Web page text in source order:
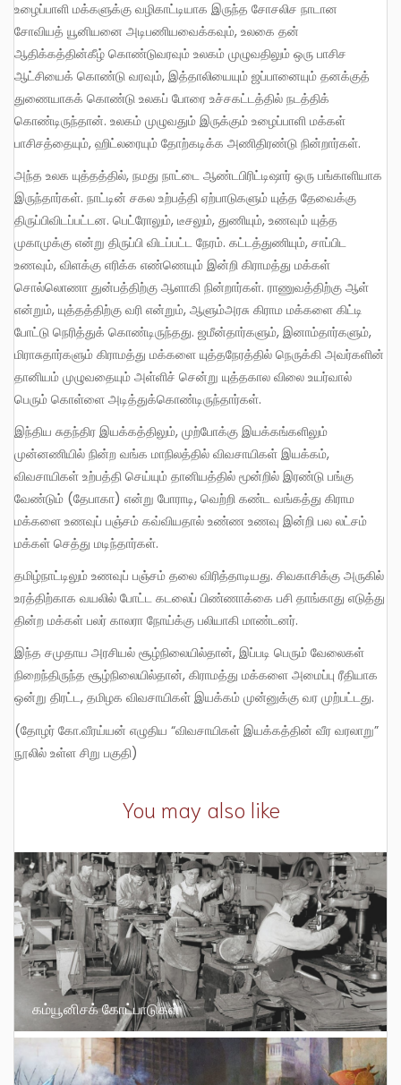
உழைப்பாளி மக்களுக்கு வழிகாட்டியாக இருந்த சோசலிச நாடான
சோவியத் யூனியனை அடிபணியவைக்கவும், உலகை தன்
ஆதிக்கத்தின்கீழ் கொண்டுவரவும் உலகம் முழுவதிலும் ஒரு பாசிச
ஆட்சியைக் கொண்டு வரவும், இத்தாலியையும் ஜப்பானையும் தனக்குத்
துணையாகக் கொண்டு உலகப் போரை உச்சகட்டத்தில் நடத்திக்
கொண்டிருந்தான். உலகம் முழுவதும் இருக்கும் உழைப்பாளி மக்கள்
பாசிசத்தையும், ஹிட்லரையும் தோற்கடிக்க அணிதிரண்டு நின்றார்கள்.
அந்த உலக யுத்தத்தில், நமது நாட்டை ஆண்டபிரிட்டிஷார் ஒரு பங்காளியாக
இருந்தார்கள். நாட்டின் சகல உற்பத்தி ஏற்பாடுகளும் யுத்த தேவைக்கு
திருப்பிவிடப்பட்டன. பெட்ரோலும், டீசலும், துணியும், உணவும் யுத்த
முகாமுக்கு என்று திருப்பி விடப்பட்ட நேரம். கட்டத்துணியும், சாப்பிட
உணவும், விளக்கு எரிக்க எண்ணெயும் இன்றி கிராமத்து மக்கள்
சொல்லொணா துன்பத்திற்கு ஆளாகி நின்றார்கள். ராணுவத்திற்கு ஆள்
என்றும், யுத்தத்திற்கு வரி என்றும், ஆளும்அரசு கிராம மக்களை கிட்டி
போட்டு நெரித்துக் கொண்டிருந்தது. ஜமீன்தார்களும், இனாம்தார்களும்,
மிராசுதார்களும் கிராமத்து மக்களை யுத்தநேரத்தில் நெருக்கி அவர்களின்
தானியம் முழுவதையும் அள்ளிச் சென்று யுத்தகால விலை உயர்வால்
பெரும் கொள்ளை அடித்துக்கொண்டிருந்தார்கள்.
இந்திய சுதந்திர இயக்கத்திலும், முற்போக்கு இயக்கங்களிலும்
முன்னணியில் நின்ற வங்க மாநிலத்தில் விவசாயிகள் இயக்கம்,
விவசாயிகள் உற்பத்தி செய்யும் தானியத்தில் மூன்றில் இரண்டு பங்கு
வேண்டும் (தேபாகா) என்று போராடி, வெற்றி கண்ட வங்கத்து கிராம
மக்களை உணவுப் பஞ்சம் கவ்வியதால் உண்ண உணவு இன்றி பல லட்சம்
மக்கள் செத்து மடிந்தார்கள்.
தமிழ்நாட்டிலும் உணவுப் பஞ்சம் தலை விரித்தாடியது. சிவகாசிக்கு அருகில்
உரத்திற்காக வயலில் போட்ட கடலைப் பிண்ணாக்கை பசி தாங்காது எடுத்து
தின்ற மக்கள் பலர் காலரா நோய்க்கு பலியாகி மாண்டனர்.
இந்த சமுதாய அரசியல் சூழ்நிலையில்தான், இப்படி பெரும் வேலைகள்
நிறைந்திருந்த சூழ்நிலையில்தான், கிராமத்து மக்களை அமைப்பு ரீதியாக
ஒன்று திரட்ட, தமிழக விவசாயிகள் இயக்கம் முன்னுக்கு வர முற்பட்டது.
(தோழர் கோ.வீரய்யன் எழுதிய “விவசாயிகள் இயக்கத்தின் வீர வரலாறு”
நூலில் உள்ள சிறு பகுதி)
You may also like
கம்யூனிசக் கோட்பாடுகள்